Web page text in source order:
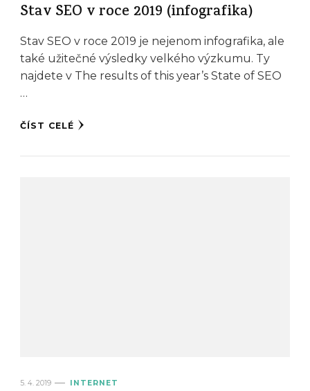
Stav SEO v roce 2019 (infografika)
Stav SEO v roce 2019 je nejenom infografika, ale
také užitečné výsledky velkého výzkumu. Ty
najdete v The results of this year’s State of SEO
…
ČÍST CELÉ
5. 4. 2019 INTERNET